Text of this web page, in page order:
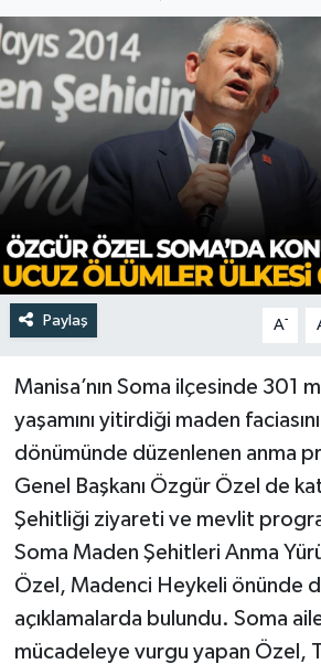
Paylaş A-
Manisa’nın Soma ilçesinde 301
yaşamını yitirdiği maden
dönümünde düzenlenen anma
Genel Başkanı Özgür Özel de
Şehitliği ziyareti ve mevlit
Soma Maden Şehitleri Anma
Özel, Madenci Heykeli önünde
açıklamalarda bulundu. Soma
mücadeleye vurgu yapan Özel,
Yaşam